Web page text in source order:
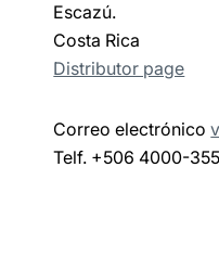
Escazú.
Costa Rica
Distributor page
Correo electrónico
Telf. +506 4000-